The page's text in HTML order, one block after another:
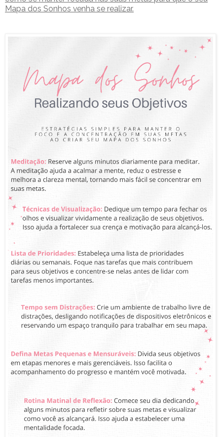
Mapa dos Sonhos venha se realizar.